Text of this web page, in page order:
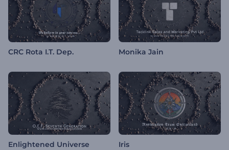
CRC Rota I.T. Dep. Monika Jain
Enlightened Universe Iris